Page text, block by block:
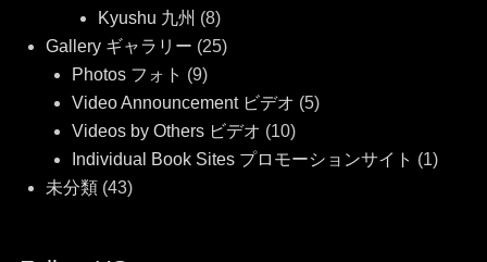
Kyushu 九州 (8)
Gallery ギャラリー (25)
Photos フォト (9)
Video Announcement ビデオ (5)
Videos by Others ビデオ (10)
Individual Book Sites プロモーションサイト (1)
未分類(43)